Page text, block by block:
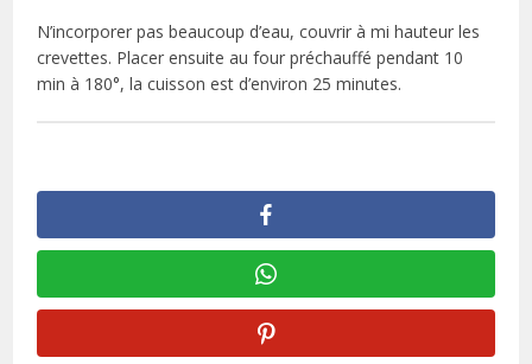
N’incorporer pas beaucoup d’eau, couvrir à mi hauteur les
crevettes. Placer ensuite au four préchauffé pendant 10
min à 180°, la cuisson est d’environ 25 minutes.